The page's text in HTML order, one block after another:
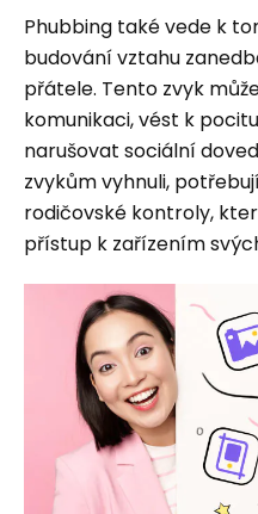
Phubbing také vede k
budování vztahu
přátele. Tento zvyk
komunikaci, vést k
narušovat sociální
zvykům vyhnuli,
rodičovské kontroly,
přístup k zařízením